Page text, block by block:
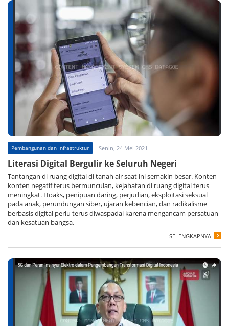
Pembangunan dan Infrastruktur Senin, 24 Mei 2021
Literasi Digital Bergulir ke Seluruh Negeri
Tantangan di ruang digital di tanah air saat ini semakin besar. Konten-
konten negatif terus bermunculan, kejahatan di ruang digital terus
meningkat. Hoaks, penipuan daring, perjudian, eksploitasi seksual
pada anak, perundungan siber, ujaran kebencian, dan radikalisme
berbasis digital perlu terus diwaspadai karena mengancam persatuan
dan kesatuan bangsa.
SELENGKAPNYA